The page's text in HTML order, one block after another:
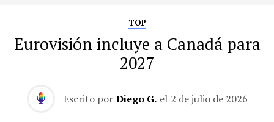
TOP
Eurovisión incluye a Canadá para
2027
Escrito por Diego G. el 2 de julio de 2026